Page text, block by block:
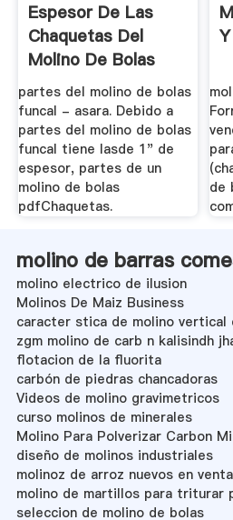
Espesor De Las
Chaquetas Del
Molino De Bolas
partes del molino de bolas
funcal - asara. Debido a
partes del molino de bolas
funcal tiene lasde 1" de
espesor, partes de un
molino de bolas
pdfChaquetas.
de
molino de barras
molino electrico de ilusion
Molinos De Maiz Business
caracter stica de molino vertical
zgm molino de carb n kalisindh
flotacion de la fluorita
carbón de piedras chancadoras
Videos de molino gravimetricos
curso molinos de minerales
Molino Para Polverizar Carbon
diseño de molinos industriales
molinoz de arroz nuevos en venta
molino de martillos para triturar
seleccion de molino de bolas